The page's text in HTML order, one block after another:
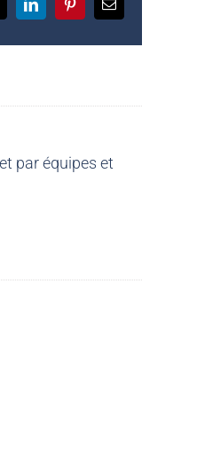
LinkedInPinterestEmail
par équipes et